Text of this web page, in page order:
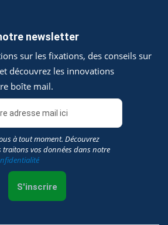
newsletter
sur les fixations, des conseils sur
découvrez les innovations
boîte mail.
à tout moment. Découvrez
traitons vos données dans notre
S'inscrire